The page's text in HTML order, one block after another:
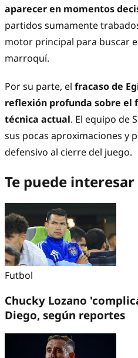
aparecer en momentos
partidos sumamente
motor principal para buscar
marroquí.
Por su parte, el fracaso de
reflexión profunda sobre el
técnica actual. El equipo de
sus pocas aproximaciones y
defensivo al cierre del juego.
Te puede interesar
Futbol
Chucky Lozano
Diego, según reportes